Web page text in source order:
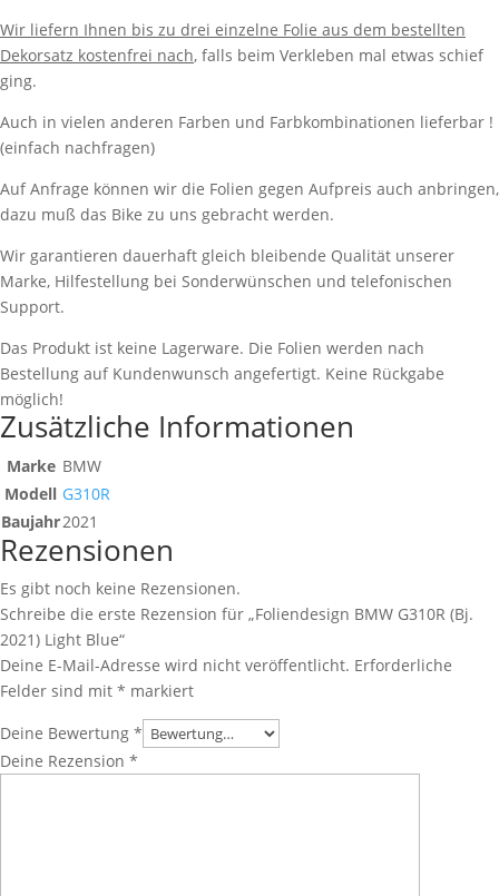
Wir liefern Ihnen bis zu drei einzelne Folie aus dem bestellten
Dekorsatz kostenfrei nach, falls beim Verkleben mal etwas schief
ging.
Auch in vielen anderen Farben und Farbkombinationen lieferbar !
(einfach nachfragen)
Auf Anfrage können wir die Folien gegen Aufpreis auch anbringen,
dazu muß das Bike zu uns gebracht werden.
Wir garantieren dauerhaft gleich bleibende Qualität unserer
Marke, Hilfestellung bei Sonderwünschen und telefonischen
Support.
Das Produkt ist keine Lagerware. Die Folien werden nach
Bestellung auf Kundenwunsch angefertigt. Keine Rückgabe
möglich!
Zusätzliche Informationen
Marke BMW
Modell G310R
Baujahr2021
Rezensionen
Es gibt noch keine Rezensionen.
Schreibe die erste Rezension für „Foliendesign BMW G310R (Bj.
2021) Light Blue“
Deine E-Mail-Adresse wird nicht veröffentlicht. Erforderliche
Felder sind mit * markiert
Deine Bewertung *
Deine Rezension *